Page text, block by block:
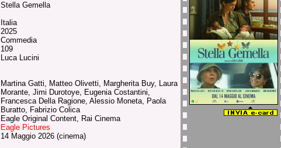
Stella Gemella
Italia
2025
Commedia
109
Luca Lucini
Martina Gatti, Matteo Olivetti, Margherita Buy, Laura
Morante, Jimi Durotoye, Eugenia Costantini,
Francesca Della Ragione, Alessio Moneta, Paola
Buratto, Fabrizio Colica
Eagle Original Content, Rai Cinema
Eagle Pictures
14 Maggio 2026 (cinema)